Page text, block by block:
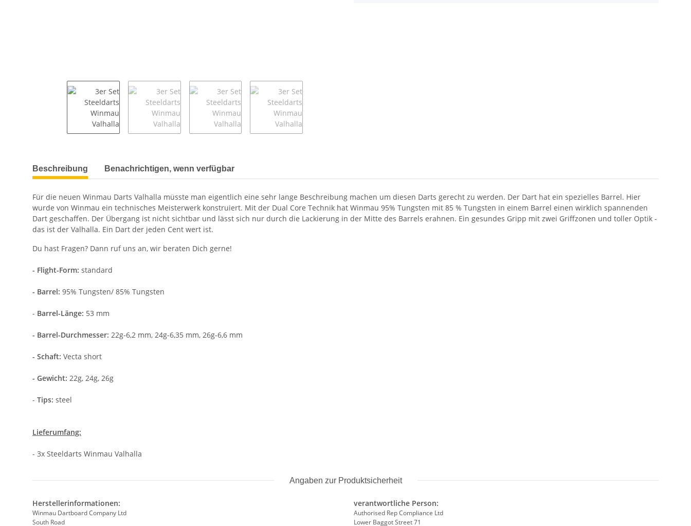
weitere Registerkarten anzeigen
Beschreibung Benachrichtigen, wenn verfügbar
Für die neuen Winmau Darts Valhalla müsste man eigentlich eine sehr lange Beschreibung machen um diesen Darts gerecht zu werden. Der Dart hat ein spezielles Barrel. Hier
wurde von Winmau ein technisches Meisterwerk konstruiert. Mit der Dual Core Technik hat Winmau 95% Tungsten mit 85 % Tungsten in einem Barrel einen wirklich spannenden
Dart geschaffen. Der Übergang ist nicht sichtbar und lässt sich nur durch die Lackierung in der Mitte des Barrels erahnen. Ein gesundes Gripp mit zwei Griffzonen und toller Optik -
das ist der Valhalla. Ein Dart der jeden Cent wert ist.
Du hast Fragen? Dann ruf uns an, wir beraten Dich gerne!
- Flight-Form: standard
- Barrel: 95% Tungsten/ 85% Tungsten
- Barrel-Länge: 53 mm
- Barrel-Durchmesser: 22g-6,2 mm, 24g-6,35 mm, 26g-6,6 mm
- Schaft: Vecta short
- Gewicht: 22g, 24g, 26g
- Tips: steel
Lieferumfang:
- 3x Steeldarts Winmau Valhalla
Angaben zur Produktsicherheit
Herstellerinformationen:
Winmau Dartboard Company Ltd
South Road
verantwortliche Person:
Authorised Rep Compliance Ltd
Lower Baggot Street 71